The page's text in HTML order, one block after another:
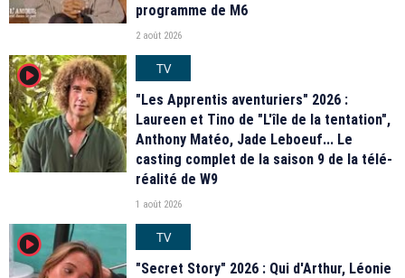
programme de M6
2 août 2026
player2
TV
"Les Apprentis aventuriers" 2026 :
Laureen et Tino de "L'île de la tentation",
Anthony Matéo, Jade Leboeuf... Le
casting complet de la saison 9 de la télé-
réalité de W9
1 août 2026
player2
TV
"Secret Story" 2026 : Qui d'Arthur, Léonie